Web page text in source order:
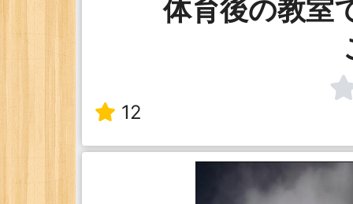
体育後の教室
12